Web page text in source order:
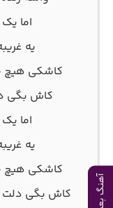
آهنگ بعدی
اما
یه
کاشکی هیچ
کاش بگی
اما
یه
کاشکی هیچ
کاش بگی دلت